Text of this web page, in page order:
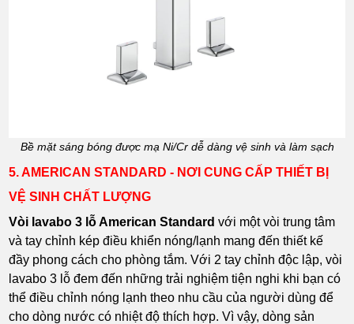
Bề mặt sáng bóng được mạ Ni/Cr dễ dàng vệ sinh và làm sạch
5. AMERICAN STANDARD - NƠI CUNG CẤP THIẾT BỊ
VỆ SINH CHẤT LƯỢNG
Vòi lavabo 3 lỗ American Standard với một vòi trung tâm
và tay chỉnh kép điều khiển nóng/lạnh mang đến thiết kế
đầy phong cách cho phòng tắm. Với 2 tay chỉnh độc lập, vòi
lavabo 3 lỗ đem đến những trải nghiệm tiện nghi khi bạn có
thể điều chỉnh nóng lạnh theo nhu cầu của người dùng để
cho dòng nước có nhiệt độ thích hợp. Vì vậy, dòng sản